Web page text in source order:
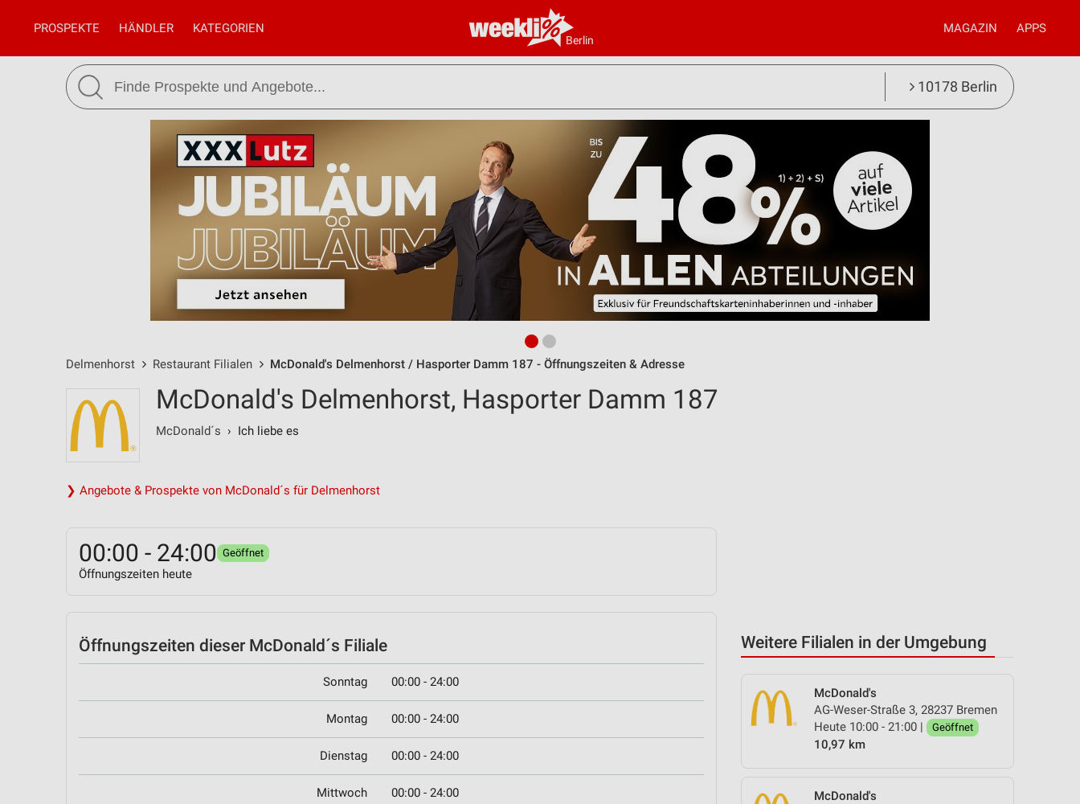
Berlin
PROSPEKTE HÄNDLER KATEGORIEN MAGAZIN APPS
10178 Berlin
Delmenhorst Restaurant Filialen McDonald's Delmenhorst / Hasporter Damm 187 - Öffnungszeiten & Adresse
Weitere Filialen in der Umgebung
McDonald's
AG-Weser-Straße 3, 28237 Bremen
Heute 10:00 - 21:00 |
Geöffnet
10,97 km
McDonald's
McDonald's Delmenhorst, Hasporter Damm 187
McDonald´s › Ich liebe es
❯ Angebote & Prospekte von McDonald´s für Delmenhorst
00:00 - 24:00 Geöffnet
Öffnungszeiten heute
Öffnungszeiten dieser McDonald´s Filiale
Sonntag 00:00 - 24:00
Montag 00:00 - 24:00
Dienstag 00:00 - 24:00
Mittwoch 00:00 - 24:00